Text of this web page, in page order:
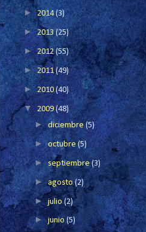
►2014(3)
►2013(25)
►2012(55)
►2011(49)
►2010(40)
▼2009(48)
►diciembre(5)
►octubre (5)
►septiembre(3)
►agosto(2)
►julio(2)
►junio(5)